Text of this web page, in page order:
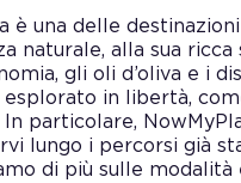
è una delle
naturale, alla sua
gli oli d’oliva e i
esplorato in libertà,
In particolare,
lungo i percorsi già
di più sulle